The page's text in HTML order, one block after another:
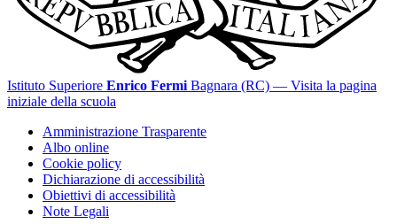
Istituto Superiore Enrico Fermi Bagnara (RC) — Visita la pagina
iniziale della scuola
Amministrazione Trasparente
Albo online
Cookie policy
Dichiarazione di accessibilità
Obiettivi di accessibilità
Note Legali